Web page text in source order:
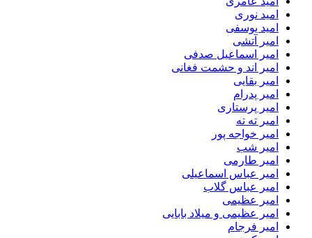
امید نوری
امید یوسفی
امیر آتشی
امیر اسماعیل صدفی
امیر اند و حشمت فغانی
امیر بقایی
امیر پدرام
امیر پرستاری
امیر ته ته
امیر خواجه پور
امیر شب
امیر طارمی
امیر عباس اسماعیلی
امیر عباس گلاب
امیر عظیمی
امیر عظیمی و میلاد بابایی
امیر فرجام